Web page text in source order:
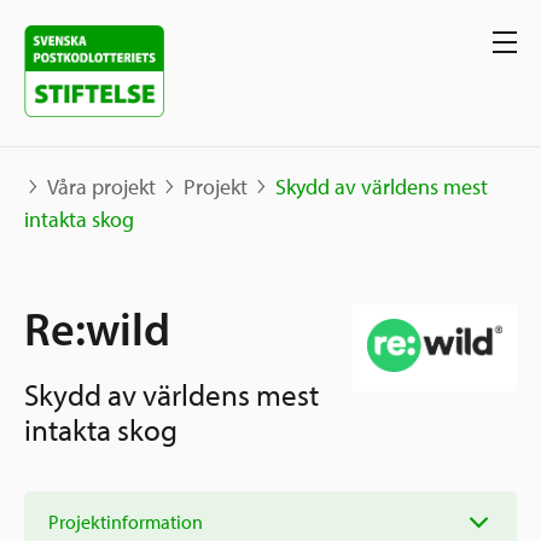
Projekt
Berättelser
Sverige och övriga världen
Grannskapsinitiativet
Samhällsentreprenörskap
Sök stöd
Våra projekt Projekt
Skydd av världens mest
intakta skog
Re:wild
Skydd av världens mest
intakta skog
Projektinformation